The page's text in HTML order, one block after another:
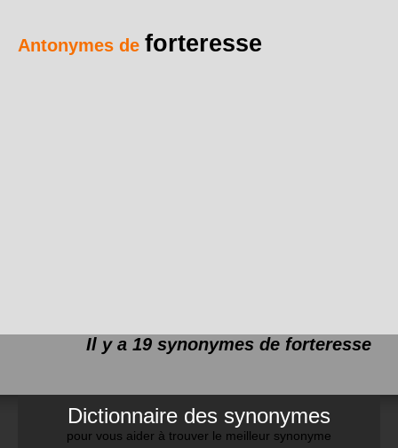
Antonymes de forteresse
Il y a 19 synonymes de forteresse
Dictionnaire des synonymes
pour vous aider à trouver le meilleur synonyme